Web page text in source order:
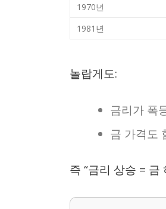
1970년
1981년
놀랍게도:
금리가 폭
금 가격도
즉 “금리 상승 = 금